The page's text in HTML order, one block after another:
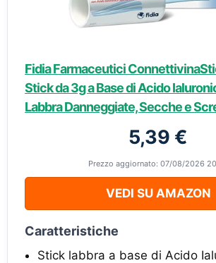
Fidia Farmaceutici
Stick da 3g a Base di Acido
Labbra Danneggiate, Secche e
5,39 €
Prezzo aggiornato: 07/08/2026
VEDI SU AMAZON
Caratteristiche
Stick labbra a base di Acido